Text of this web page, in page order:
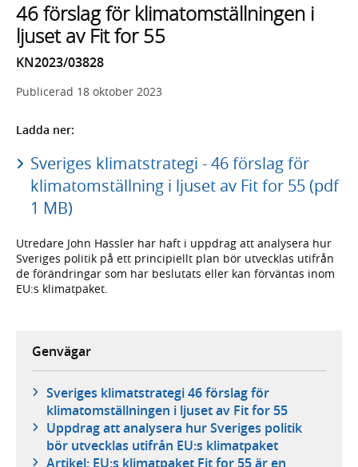
46 förslag för klimatomställningen i
ljuset av Fit for 55
KN2023/03828
Publicerad 18 oktober 2023
Ladda ner:
Sveriges klimatstrategi - 46 förslag för
klimatomställning i ljuset av Fit for 55 (pdf
1 MB)
Utredare John Hassler har haft i uppdrag att analysera hur
Sveriges politik på ett principiellt plan bör utvecklas utifrån
de förändringar som har beslutats eller kan förväntas inom
EU:s klimatpaket.
Genvägar
Sveriges klimatstrategi 46 förslag för
klimatomställningen i ljuset av Fit for 55
Uppdrag att analysera hur Sveriges politik
bör utvecklas utifrån EU:s klimatpaket
Artikel: EU:s klimatpaket Fit for 55 är en